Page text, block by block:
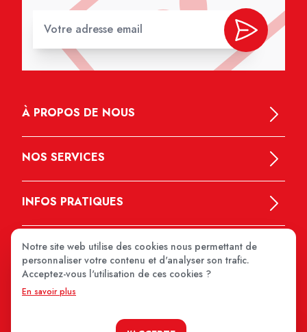
À PROPOS DE NOUS
NOS SERVICES
INFOS PRATIQUES
Notre site web utilise des cookies nous permettant de
personnaliser votre contenu et d'analyser son trafic.
Acceptez-vous l'utilisation de ces cookies ?
En savoir plus